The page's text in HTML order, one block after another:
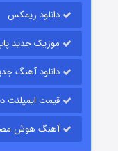
دانلود ریمکس
موزیک جدید
دانلود آهنگ
قیمت ایمپلنت
آهنگ هوش